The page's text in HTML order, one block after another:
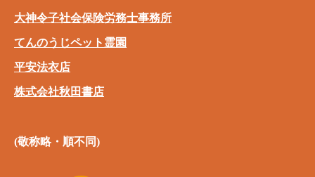
大神令子社会保険労務士事務所
てんのうじペット霊園
平安法衣店
株式会社秋田書店
(敬称略・順不同)